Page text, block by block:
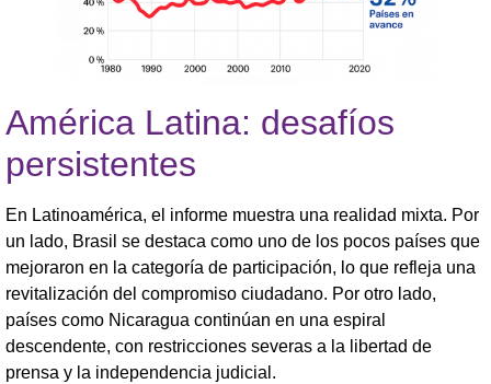
América Latina: desafíos
persistentes
En Latinoamérica, el informe muestra una realidad mixta. Por
un lado, Brasil se destaca como uno de los pocos países que
mejoraron en la categoría de participación, lo que refleja una
revitalización del compromiso ciudadano. Por otro lado,
países como Nicaragua continúan en una espiral
descendente, con restricciones severas a la libertad de
prensa y la independencia judicial.